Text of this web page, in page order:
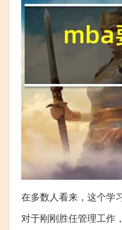
在多数人看来，这个学
对于刚刚胜任管理工作